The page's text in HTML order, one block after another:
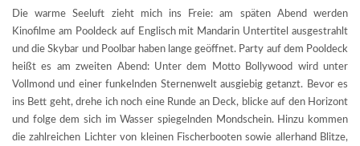
Die warme Seeluft zieht mich ins Freie: am späten Abend werden
Kinofilme am Pooldeck auf Englisch mit Mandarin Untertitel ausgestrahlt
und die Skybar und Poolbar haben lange geöffnet. Party auf dem Pooldeck
heißt es am zweiten Abend: Unter dem Motto Bollywood wird unter
Vollmond und einer funkelnden Sternenwelt ausgiebig getanzt. Bevor es
ins Bett geht, drehe ich noch eine Runde an Deck, blicke auf den Horizont
und folge dem sich im Wasser spiegelnden Mondschein. Hinzu kommen
die zahlreichen Lichter von kleinen Fischerbooten sowie allerhand Blitze,